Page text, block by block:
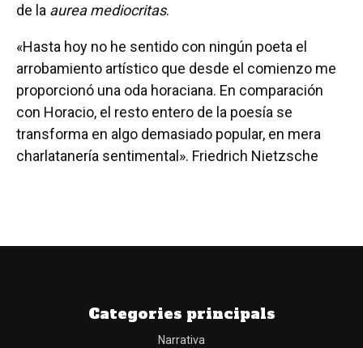
de la aurea mediocritas.
«Hasta hoy no he sentido con ningún poeta el
arrobamiento artístico que desde el comienzo me
proporcionó una oda horaciana. En comparación
con Horacio, el resto entero de la poesía se
transforma en algo demasiado popular, en mera
charlatanería sentimental». Friedrich Nietzsche
Categories principals
Narrativa